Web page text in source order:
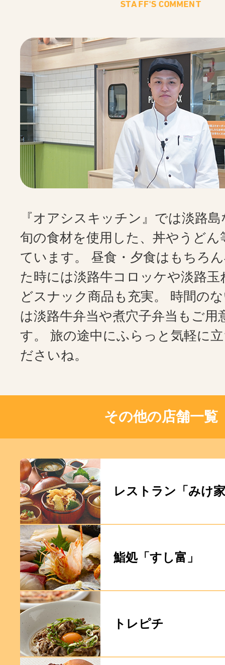
『オアシスキッチン』では淡路
旬の食材を使用した、丼やうどん
ています。 昼食・夕食はもちろ
た時には淡路牛コロッケや淡路
どスナック商品も充実。 時間の
は淡路牛弁当や煮穴子弁当もご用
す。 旅の途中にふらっと気軽に
ださいね。
その他の店舗一覧
レストラン「みけ
鮨処「すし富」
トレピチ